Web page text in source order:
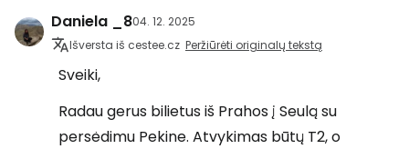
Daniela _804. 12. 2025
Išversta iš cestee.cz Peržiūrėti originalų tekstą
Sveiki,
Radau gerus bilietus iš Prahos į Seulą su
persėdimu Pekine. Atvykimas būtų T2, o